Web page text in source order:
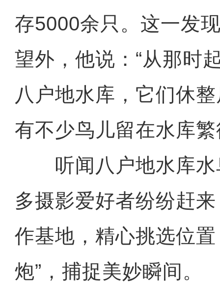
存5000余只。这一发
望外，他说：“从那时
八户地水库，它们休
有不少鸟儿留在水库繁
听闻八户地水库水
多摄影爱好者纷纷赶
作基地，精心挑选位
炮”，捕捉美妙瞬间。